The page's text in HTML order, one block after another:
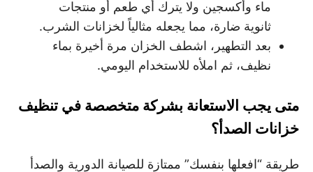
ماء وأكسجين ولا يترك أي طعم أو منتجات
ثانوية ضارة، مما يجعله مثالياً لخزانات الشرب.
بعد التطهير، اشطف الخزان مرة أخيرة بماء
نظيف، ثم املأه للاستخدام اليومي.
متى يجب الاستعانة بشركة متخصصة في تنظيف
خزانات الصدأ؟
طريقة “افعلها بنفسك” ممتازة للصيانة الدورية والصدأ